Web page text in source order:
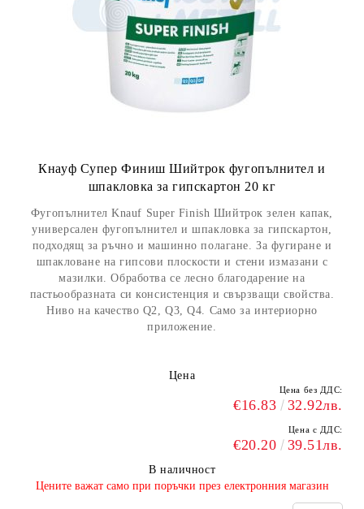
Кнауф Супер Финиш Шийтрок фугопълнител и
шпакловка за гипскартон 20 кг
Фугопълнител Knauf Super Finish Шийтрок зелен капак,
универсален фугопълнител и шпакловка за гипскартон,
подходящ за ръчно и мaшинно полагане. За фугиране и
шпакловане на гипсови плоскости и стени измазани с
мазилки. Обработва се лесно благодарение на
пастьообразната си консистенция и свързващи свойства.
Ниво на качество Q2, Q3, Q4. Само за интериорно
приложение.
Цена
Цена без ДДС:
€16.83 32.92лв.
Цена с ДДС:
€20.20 39.51лв.
В наличност
​Цените важат само при поръчки през електронния магазин